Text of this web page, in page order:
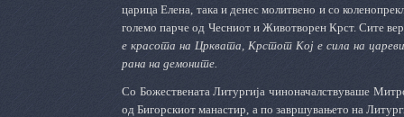
царица Елена, така и денес молитвено и со
големо парче од Чесниот и Животворен Крст. Сите
е красота на Црквата, Крстот Кој е сила на
рана на демоните.
Со Божествената Литургија чиноначалствуваше
од Бигорскиот манастир, а по завршувањето на